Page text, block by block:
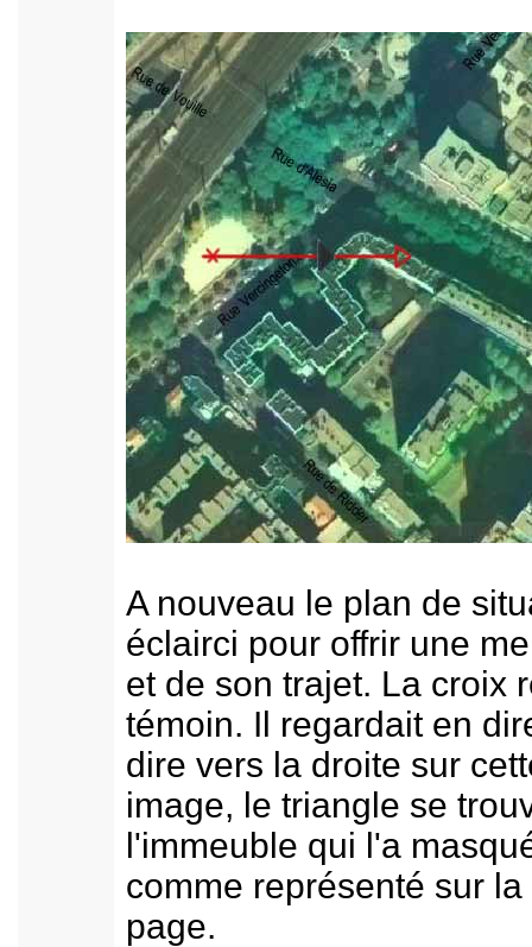
A nouveau le plan de
éclairci pour offrir une
et de son trajet. La croix
témoin. Il regardait en
dire vers la droite sur
image, le triangle se
l'immeuble qui l'a
comme représenté sur
page.